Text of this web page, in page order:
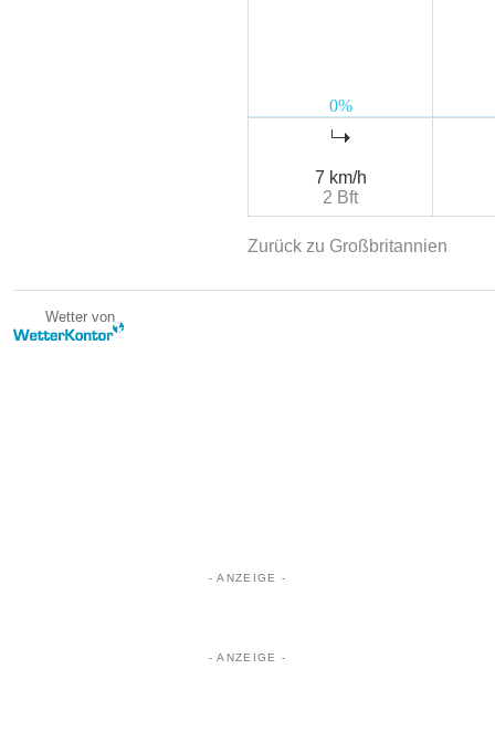
7 km/h
2 Bft
Zurück zu Großbritannien
Wetter von